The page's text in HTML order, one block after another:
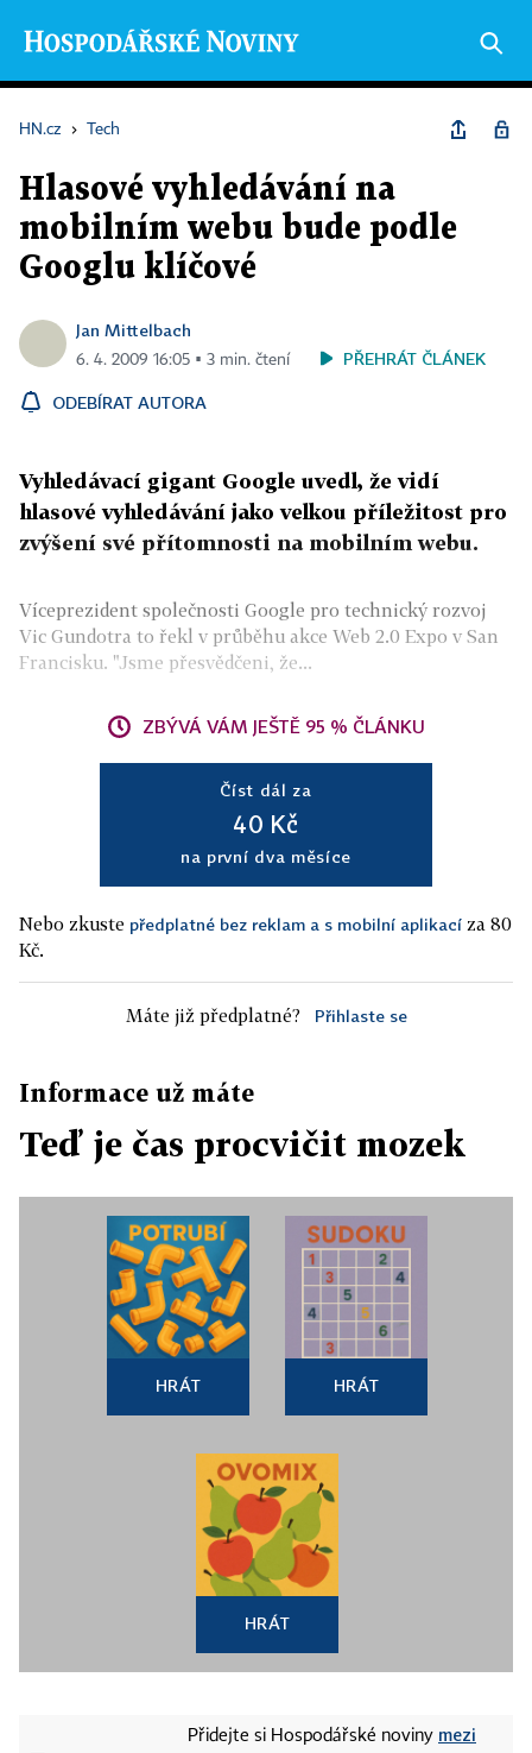
HN.cz › Tech
Hlasové vyhledávání na
mobilním webu bude podle
Googlu klíčové
Jan Mittelbach
6. 4. 2009 16:05 ▪ 3 min. čtení PŘEHRÁT ČLÁNEK
ODEBÍRAT AUTORA
Vyhledávací gigant Google uvedl, že vidí
hlasové vyhledávání jako velkou příležitost pro
zvýšení své přítomnosti na mobilním webu.
Víceprezident společnosti Google pro technický rozvoj
Vic Gundotra to řekl v průběhu akce Web 2.0 Expo v San
Francisku. "Jsme přesvědčeni, že...
ZBÝVÁ VÁM JEŠTĚ 95 % ČLÁNKU
Číst dál za
40 Kč
na první dva měsíce
Nebo zkuste předplatné bez reklam a s mobilní aplikací za 80
Kč.
Máte již předplatné? Přihlaste se
Informace už máte
Teď je čas procvičit mozek
HRÁT HRÁT
HRÁT
Přidejte si Hospodářské noviny mezi